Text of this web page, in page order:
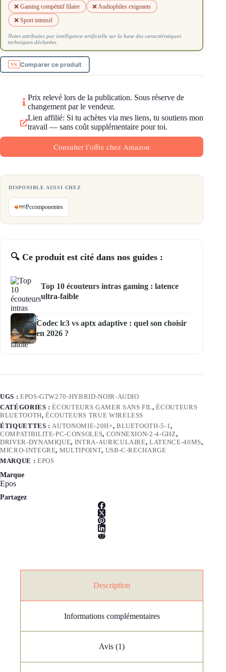
❌ Gaming compétitif filaire
❌ Audiophiles exigeants
❌ Sport intensif
Notes attribuées par intelligence artificielle sur la base des caractéristiques
techniques déclarées.
Comparer ce produit
Prix relevé lors de la publication. Sous réserve de
changement par le vendeur.
Lien affilié: Si tu achètes via mes liens, tu soutiens mon
travail — sans coût supplémentaire pour toi.
Consulter l’offre chez Amazon
DISPONIBLE AUSSI CHEZ
Pccomponentes
🔍 Ce produit est cité dans nos guides :
Top 10 écouteurs intras gaming : latence
ultra-faible
Codec lc3 vs aptx adaptive : quel son choisir
en 2026 ?
UGS : EPOS-GTW270-HYBRID-NOIR-AUDIO
CATÉGORIES :ÉCOUTEURS GAMER SANS FIL,ÉCOUTEURS
BLUETOOTH,ÉCOUTEURS TRUE WIRELESS
ÉTIQUETTES :AUTONOMIE-20H+, BLUETOOTH-5-1,
COMPATIBILITE-PC-CONSOLES, CONNEXION-2-4-GHZ,
DRIVER-DYNAMIQUE, INTRA-AURICULAIRE,LATENCE-40MS,
MICRO-INTEGRE, MULTIPOINT, USB-C-RECHARGE
MARQUE : EPOS
Marque
Epos
Partagez
Description
Informations complémentaires
Avis (1)